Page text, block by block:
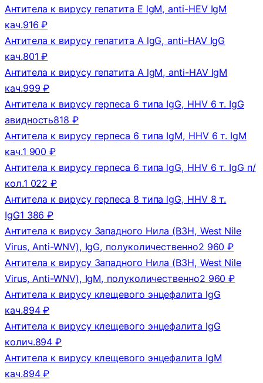
Антитела к вирусу гепатита E lgM, anti-HEV IgM
кач.916 ₽
Антитела к вирусу гепатита А lgG, anti-HAV IgG
кач.801 ₽
Антитела к вирусу гепатита А lgM, anti-HAV IgM
кач.999 ₽
Антитела к вирусу герпеса 6 типа IgG, HHV 6 т. IgG
авидность818 ₽
Антитела к вирусу герпеса 6 типа IgM, HHV 6 т. IgM
кач.1 900 ₽
Антитела к вирусу герпеса 6 типа lgG, HHV 6 т. IgG п/
кол.1 022 ₽
Антитела к вирусу герпеса 8 типа lgG, HHV 8 т.
IgG1 386 ₽
Антитела к вирусу Западного Нила (ВЗН, West Nile
Virus, Anti-WNV), IgG, полуколичественно2 960 ₽
Антитела к вирусу Западного Нила (ВЗН, West Nile
Virus, Anti-WNV), IgM, полуколичественно2 960 ₽
Антитела к вирусу клещевого энцефалита lgG
кач.894 ₽
Антитела к вирусу клещевого энцефалита lgG
колич.894 ₽
Антитела к вирусу клещевого энцефалита lgM
кач.894 ₽